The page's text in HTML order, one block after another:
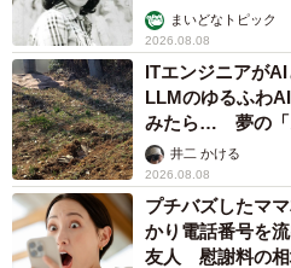
む」まいどなトピック
2026.08.08
ITエンジニアが
LLMのゆるふわ
みたら… 夢の「
るか井二 かける
2026.08.08
プチバズしたマ
かり電話番号を
友人 慰謝料の相